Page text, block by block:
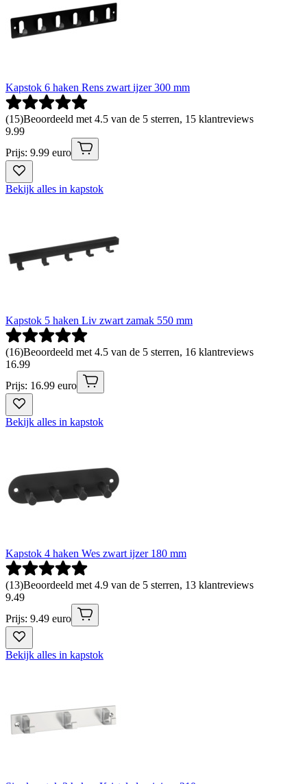
Kapstok 6 haken Rens zwart ijzer 300 mm
(15)Beoordeeld met 4.5 van de 5 sterren, 15 klantreviews
9.99
Prijs: 9.99 euro
Bekijk alles in kapstok
Kapstok 5 haken Liv zwart zamak 550 mm
(16)Beoordeeld met 4.5 van de 5 sterren, 16 klantreviews
16.99
Prijs: 16.99 euro
Bekijk alles in kapstok
Kapstok 4 haken Wes zwart ijzer 180 mm
(13)Beoordeeld met 4.9 van de 5 sterren, 13 klantreviews
9.49
Prijs: 9.49 euro
Bekijk alles in kapstok